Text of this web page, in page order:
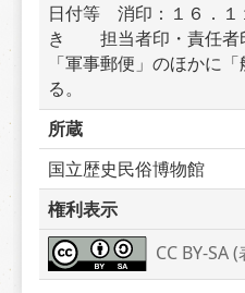
日付等　消印：１６．
き　　担当者印・責任
「軍事郵便」のほかに
る。
所蔵
国立歴史民俗博物館
権利表示
CC BY-SA